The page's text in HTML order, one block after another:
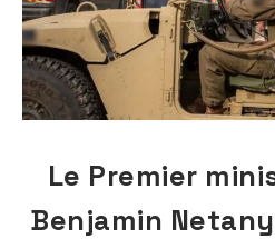
Le Premier
Benjamin